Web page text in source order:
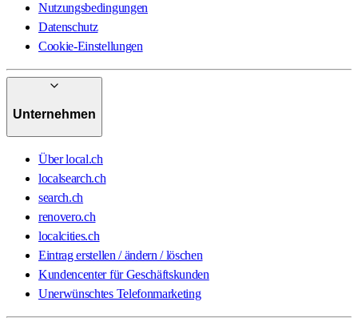
Nutzungsbedingungen
Datenschutz
Cookie-Einstellungen
Unternehmen
Über local.ch
localsearch.ch
search.ch
renovero.ch
localcities.ch
Eintrag erstellen / ändern / löschen
Kundencenter für Geschäftskunden
Unerwünschtes Telefonmarketing